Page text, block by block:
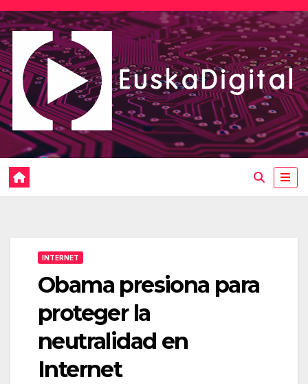
Saltar
al
contenido
INTERNET
Obama presiona para
proteger la
neutralidad en
Internet